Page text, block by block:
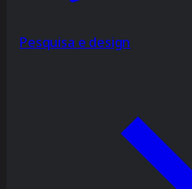
Pesquisa e design